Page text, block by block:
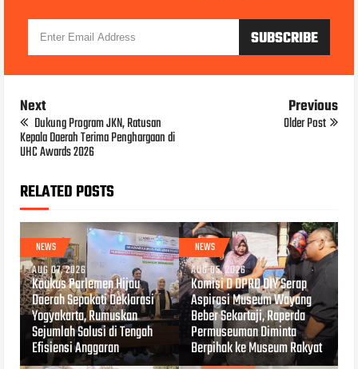
Next
Dukung Program JKN, Ratusan
Kepala Daerah Terima Penghargaan di
UHC Awards 2026
Previous
Older Post
RELATED POSTS
NEWS
AUG 07, 2026
Kaukus Parlemen Hijau
Daerah Sepakati Deklarasi
Yogyakarta, Rumuskan
Sejumlah Solusi di Tengah
Efisiensi Anggaran
NEWS
AUG 05, 2026
Komisi D DPRD DIY Serap
Aspirasi Museum Wayang
Beber Sekartaji, Raperda
Permuseuman Diminta
Berpihak ke Museum Rakyat